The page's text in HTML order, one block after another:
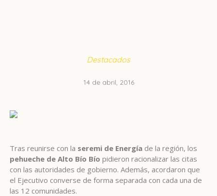
Destacados
14 de abril, 2016
Tras reunirse con la seremi de Energía de la región, los
pehueche de Alto Bío Bío pidieron racionalizar las citas
con las autoridades de gobierno. Además, acordaron que
el Ejecutivo converse de forma separada con cada una de
las 12 comunidades.